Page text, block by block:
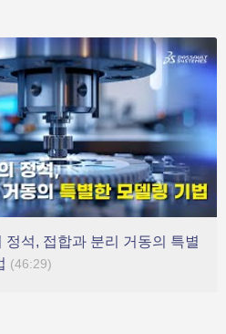
정석, 접합과 분리 거동의 특별
(46:29)